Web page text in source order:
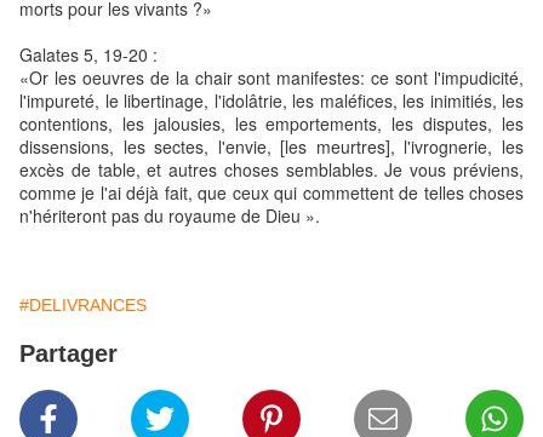
morts pour les vivants ?»
Galates 5, 19-20 :
«Or les oeuvres de la chair sont manifestes: ce sont l'impudicité,
l'impureté, le libertinage, l'idolâtrie, les maléfices, les inimitiés, les
contentions, les jalousies, les emportements, les disputes, les
dissensions, les sectes, l'envie, [les meurtres], l'ivrognerie, les
excès de table, et autres choses semblables. Je vous préviens,
comme je l'ai déjà fait, que ceux qui commettent de telles choses
n'hériteront pas du royaume de Dieu ».
#DELIVRANCES
Partager